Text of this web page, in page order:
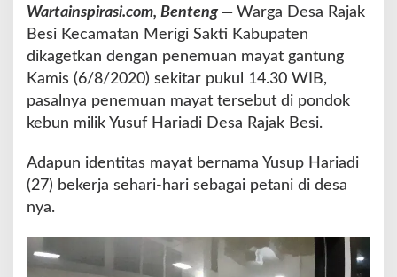
k
B
e
i
D
i
u
a
n
Wartainspirasi.com, Benteng — Warga Desa Rajak
Besi Kecamatan Merigi Sakti Kabupaten
dikagetkan dengan penemuan mayat gantung
Kamis (6/8/2020) sekitar pukul 14.30 WIB,
pasalnya penemuan mayat tersebut di pondok
kebun milik Yusuf Hariadi Desa Rajak Besi.
Adapun identitas mayat bernama Yusup Hariadi
(27) bekerja sehari-hari sebagai petani di desa
nya.